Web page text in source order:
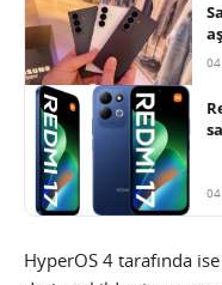
HyperOS 4 tarafında